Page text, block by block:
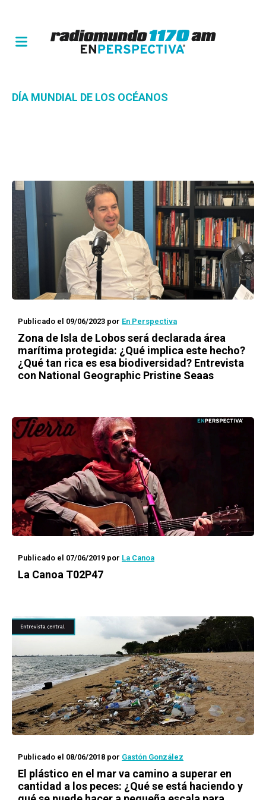
DÍA MUNDIAL DE LOS OCÉANOS
Publicado el 09/06/2023 por En Perspectiva
Zona de Isla de Lobos será declarada área
marítima protegida: ¿Qué implica este hecho?
¿Qué tan rica es esa biodiversidad? Entrevista
con National Geographic Pristine Seaas
Publicado el 07/06/2019 por La Canoa
La Canoa T02P47
Publicado el 08/06/2018 por Gastón González
El plástico en el mar va camino a superar en
cantidad a los peces: ¿Qué se está haciendo y